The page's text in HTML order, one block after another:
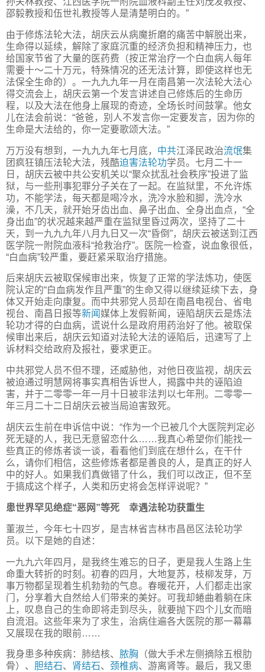
邵毅教授和伍世礼教授等人是清楚明白的。”
由于修炼法轮大法，胡庆云从病魔折磨的痛苦中解脱出来，
生命得以延续，解除了家庭沉重的经济负担和精神压力，也
给国家节省了大量的医药费（按正常治疗一个白血病人每年
需要十～二十万元，特殊情况的还无法计算，即使这样也无
法保全生命的）。一九九九年一月在南昌第一次法轮大法心
得交流会上，胡庆云第一个发言讲述自己修炼后的生命历
程，以及大法在他身上展现的奇迹，全场长时间鼓掌。他女
儿在法会前说：“爸爸，别人不发言你一定要发言，因为你的
生命是大法给的，你一定要歌颂大法。”
万万没有想到，一九九九年七月底， 中共江泽民政治流氓集
团疯狂镇压法轮大法，残酷迫害法轮功学员。七月二十一
日，胡庆云被中共公安机关以“聚众扰乱社会秩序”投进了监
狱，与一些刑事犯罪分子关在了一起。在监狱里，不允许炼
功，不能学法，每天都是喝冷水，洗冷水脸和脚，洗冷水
澡，不几天，就开始牙齿出血、鼻子出血、全身出血点，“全
身出血”的状况越来越严重在监狱里昏过两次，坚持了二十
天，到一九九九年八月九日又一次“昏倒”，胡庆云被送到江西
医学院一附院血液科“抢救治疗”。医院一检查，说血象很低，
“白血病”较严重，要赶紧采取治疗措施。
后来胡庆云被取保候审出来，恢复了正常的学法炼功，使医
院认定的“白血病发作且严重”的生命又得以继续延续下去，身
体又开始走向康复。而中共邪党人员却在南昌电视台、省电
视台、南昌日报等新闻媒体上发假新闻，诬陷胡庆云是炼法
轮功才得的白血病，谎说什么是政府用药治好了他。被取保
候审出来后，胡庆云知道对法轮大法的诬陷后，迅速写了上
诉材料交给政府及报社，要求更正。
中共邪党人员不但不理，还威胁他，对他日夜监视，胡庆云
被迫通过明慧网将事实真相告诉世人，揭露中共的诬陷迫
害，并于二零零一年一月十日被非法判以七年刑。二零零一
年三月二十二日胡庆云被当局迫害致死。
胡庆云生前在申诉信中说：“作为一个已被几个大医院判定必
死无疑的人，我已无意留恋什么……我真心希望你们能找一
些真正的修炼者谈一谈，看看他们到底在想什么，在干什
么，请你们相信，这些修炼者都是善良的人，是真正的好人
中的好人。如果我们真做错了什么，我们可以改正，但不至
于搞成这个样子，人类和历史将会怎样评说呢？”
患世界罕见绝症“恶网”等死 幸遇法轮功获重生
董淑兰，今年七十四岁，是吉林省吉林市昌邑区法轮功学
员。以下是她的自述：
一九九六年四月，是我终生难忘的日子，更是我人生路上生
命重大转折的时刻。初春的四月，大地复苏，枝柳发芽，万
事万物都呈现着生机勃勃的气息。春暖花开，人们都走出家
门，分享着大自然给人们带来的美好。可我却蜷曲着躺在床
上，叹息自己的生命即将走到尽头，就要抛下四个儿女而暗
自流泪。这些年来为了求生，治病住遍各大医院的那一幕幕
又展现在我的眼前……
我身患多种疾病：肺结核、 脓胸 （做大手术左侧摘除五根肋
骨）、 胆结石、 肾结石、 颈椎病、游离肾等。最后，我又患